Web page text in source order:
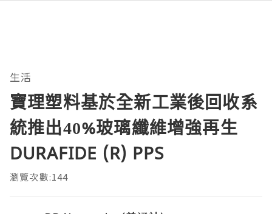
生活
寶理塑料基於全新工業後回收系
統推出40%玻璃纖維增強再生
DURAFIDE (R) PPS
瀏覽次數:144